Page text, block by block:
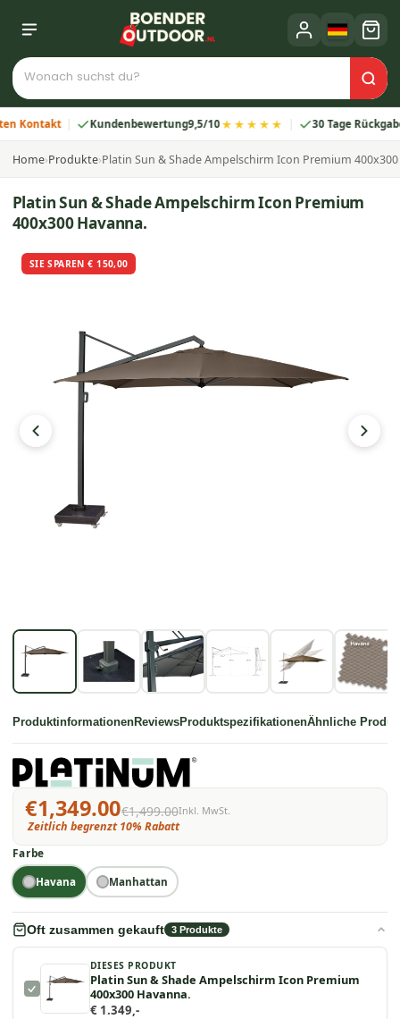
Kundenbewertung9,5/10★★★★★ 30 Tage Rückgabe
Home›Produkte›Platin Sun & Shade Ampelschirm Icon Premium
Platin Sun & Shade Ampelschirm Icon Premium
400x300 Havanna.
SIE SPAREN € 150,00
ProduktinformationenReviewsProduktspezifikationenÄhnliche
€1,349.00€1,499.00Inkl. MwSt.
Zeitlich begrenzt 10% Rabatt
Farbe
Havana Manhattan
Oft zusammen gekauft 3 Produkte
DIESES PRODUKT
Platin Sun & Shade Ampelschirm Icon Premium
400x300 Havanna.
€ 1.349,-